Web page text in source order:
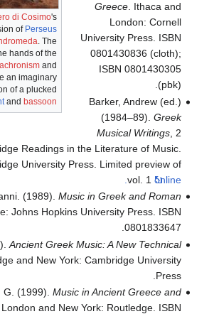
di Cosimo's
of Perseus
. The
hands of the
and
an imaginary
of a plucked
and bassoon
Greece. Ithaca and
London: Cornell
University Press. ISBN
0801430836 (cloth);
ISBN 0801430305
(pbk).
Barker, Andrew (ed.)
(1984–89). Greek
Musical Writings, 2
Readings in the Literature of Music.
University Press. Limited preview of
vol. 1 online.
(1989). Music in Greek and Roman
Johns Hopkins University Press. ISBN
0801833647.
Ancient Greek Music: A New Technical
and New York: Cambridge University
Press.
(1999). Music in Ancient Greece and
London and New York: Routledge. ISBN